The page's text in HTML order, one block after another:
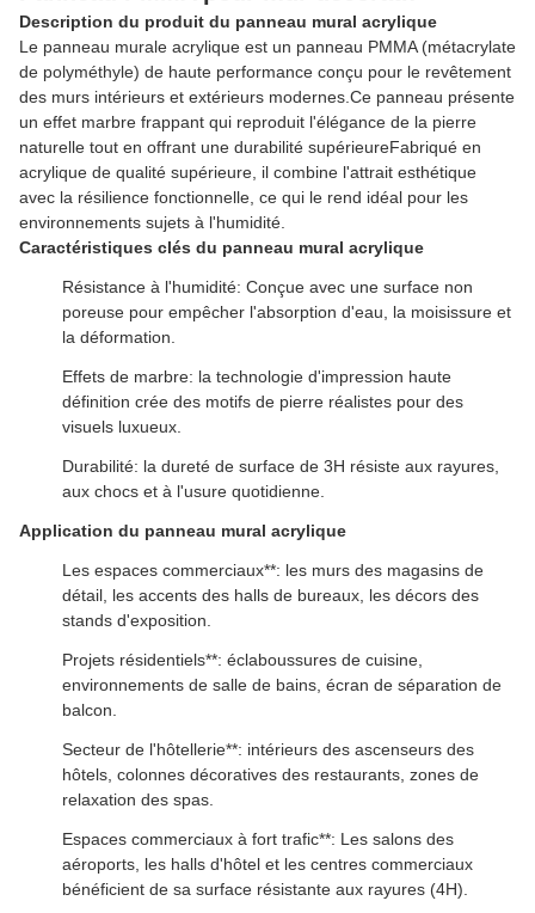
Description du produit du panneau mural acrylique
Le panneau murale acrylique est un panneau PMMA (métacrylate
de polyméthyle) de haute performance conçu pour le revêtement
des murs intérieurs et extérieurs modernes.Ce panneau présente
un effet marbre frappant qui reproduit l'élégance de la pierre
naturelle tout en offrant une durabilité supérieureFabriqué en
acrylique de qualité supérieure, il combine l'attrait esthétique
avec la résilience fonctionnelle, ce qui le rend idéal pour les
environnements sujets à l'humidité.
Caractéristiques clés du panneau mural acrylique
Résistance à l'humidité: Conçue avec une surface non
poreuse pour empêcher l'absorption d'eau, la moisissure et
la déformation.
Effets de marbre: la technologie d'impression haute
définition crée des motifs de pierre réalistes pour des
visuels luxueux.
Durabilité: la dureté de surface de 3H résiste aux rayures,
aux chocs et à l'usure quotidienne.
Application du panneau mural acrylique
Les espaces commerciaux**: les murs des magasins de
détail, les accents des halls de bureaux, les décors des
stands d'exposition.
Projets résidentiels**: éclaboussures de cuisine,
environnements de salle de bains, écran de séparation de
balcon.
Secteur de l'hôtellerie**: intérieurs des ascenseurs des
hôtels, colonnes décoratives des restaurants, zones de
relaxation des spas.
Espaces commerciaux à fort trafic**: Les salons des
aéroports, les halls d'hôtel et les centres commerciaux
bénéficient de sa surface résistante aux rayures (4H).